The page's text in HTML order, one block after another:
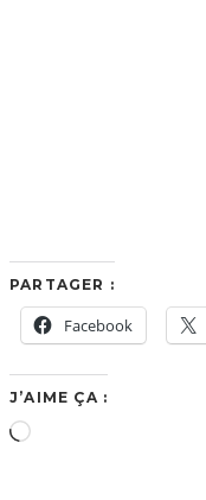
PARTAGER :
Facebook
J’AIME ÇA :
Chargement…